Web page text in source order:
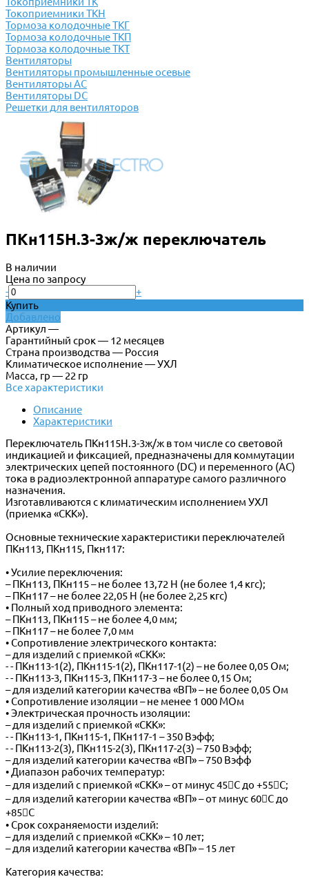
Токоприемники ТКН
Тормоза колодочные ТКГ
Тормоза колодочные ТКП
Тормоза колодочные ТКТ
Вентиляторы
Вентиляторы промышленные осевые
Вентиляторы АС
Вентиляторы DC
Решетки для вентиляторов
ПКн115Н.3-3ж/ж переключатель
В наличии
Цена по запросу
-
+
Купить
Добавлено
Артикул —
Гарантийный срок — 12 месяцев
Страна производства — Россия
Климатическое исполнение — УХЛ
Масса, гр — 22 гр
Все характеристики
Описание
Характеристики
Переключатель ПКн115Н.3-3ж/ж в том числе со световой
индикацией и фиксацией, предназначены для коммутации
электрических цепей постоянного (DC) и переменного (AC)
тока в радиоэлектронной аппаратуре самого различного
назначения.
Изготавливаются с климатическим исполнением УХЛ
(приемка «СКК»).
Основные технические характеристики переключателей
ПКн113, ПКн115, Пкн117:
• Усилие переключения:
– ПКн113, ПКн115 – не более 13,72 Н (не более 1,4 кгс);
– ПКн117 – не более 22,05 Н (не более 2,25 кгс)
• Полный ход приводного элемента:
– ПКн113, ПКн115 – не более 4,0 мм;
– ПКн117 – не более 7,0 мм
• Сопротивление электрического контакта:
– для изделий с приемкой «СКК»:
- - ПКн113-1(2), ПКн115-1(2), ПКн117-1(2) – не более 0,05 Ом;
- - ПКн113-3, ПКн115-3, ПКн117-3 – не более 0,15 Ом;
– для изделий категории качества «ВП» – не более 0,05 Ом
• Сопротивление изоляции – не менее 1 000 МОм
• Электрическая прочность изоляции:
– для изделий с приемкой «СКК»:
- - ПКн113-1, ПКн115-1, ПКн117-1 – 350 Вэфф;
- - ПКн113-2(3), ПКн115-2(3), ПКн117-2(3) – 750 Вэфф;
– для изделий категории качества «ВП» – 750 Вэфф
• Диапазон рабочих температур:
– для изделий с приемкой «СКК» – от минус 45С до +55С;
– для изделий категории качества «ВП» – от минус 60С до
+85С
• Срок сохраняемости изделий:
– для изделий с приемкой «СКК» – 10 лет;
– для изделий категории качества «ВП» – 15 лет
Категория качества: